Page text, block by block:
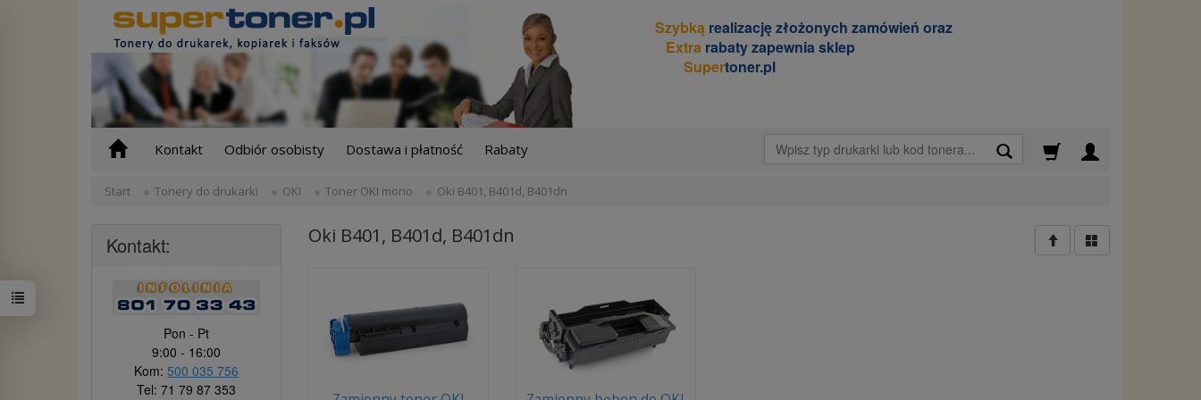
Szybką realizację złożonych zamówień oraz
Extra rabaty zapewnia sklep
Supertoner.pl
Wyszukaj
Kontakt Odbiór osobisty Dostawa i płatność Rabaty
Start Tonery do drukarki OKI Toner OKI mono Oki B401, B401d, B401dn
Oki B401, B401d, B401dn
Kontakt:
Pon - Pt
9:00 - 16:00
Kom:500 035 756
Tel: 71 79 87 353